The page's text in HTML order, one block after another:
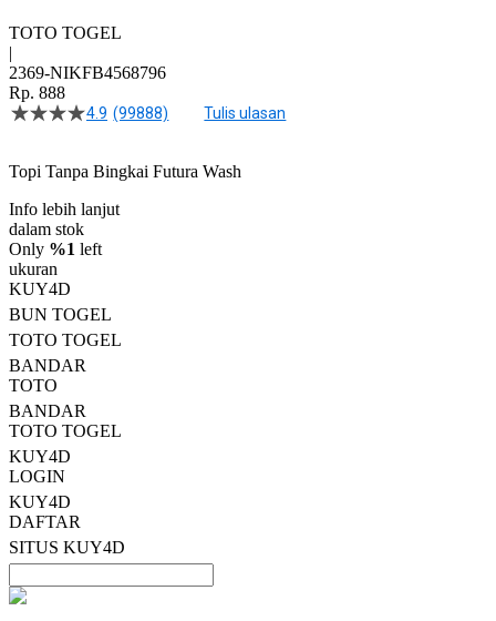
TOTO TOGEL
|
2369-NIKFB4568796
Rp. 888
4.5
bintang,
rating
rata-
rata.
Read
13
Reviews.
Tautan
halaman
yang
sama.
4.9 (99888) Tulis ulasan
Topi Tanpa Bingkai Futura Wash
Info lebih lanjut
dalam stok
Only %1 left
ukuran
KUY4D
BUN TOGEL
TOTO TOGEL
BANDAR
TOTO
BANDAR
TOTO TOGEL
KUY4D
LOGIN
KUY4D
DAFTAR
SITUS KUY4D